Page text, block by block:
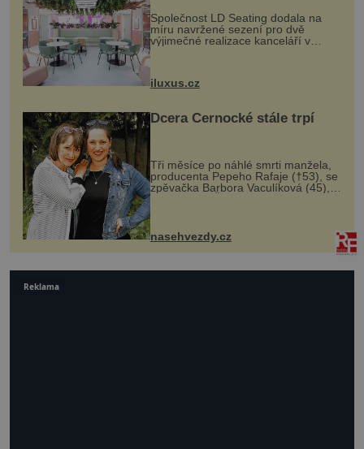
Společnost LD Seating dodala na
míru navržené sezení pro dvě
výjimečné realizace kanceláří v
areálu MediaCityUK v anglickém
budov Media...
iluxus.cz
Dcera Černocké stále trpí
Tři měsíce po náhlé smrti manžela,
producenta Pepeho Rafaje (†53), se
zpěvačka Barbora Vaculíková (45),
dcera Petry Černocké (75), poprvé
ozvala veřejnosti. Na sociální síti
sdílela, že se snaží fung...
nasehvezdy.cz
Reklama